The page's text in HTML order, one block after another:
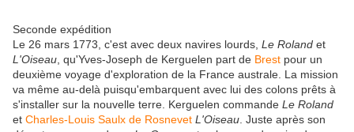
Seconde expédition
Le 26 mars 1773 , c'est avec deux navires lourds, Le Roland et
L'Oiseau , qu'Yves-Joseph de Kerguelen part de Brest pour un
deuxième voyage d'exploration de la France australe. La mission
va même au-delà puisqu'embarquent avec lui des colons prêts à
s'installer sur la nouvelle terre. Kerguelen commande Le Roland
et Charles-Louis Saulx de Rosnevet L'Oiseau . Juste après son